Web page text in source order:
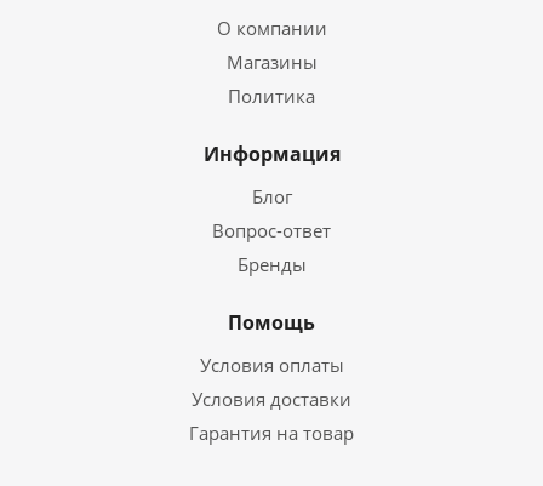
О компании
Магазины
Политика
Информация
Блог
Вопрос-ответ
Бренды
Помощь
Условия оплаты
Условия доставки
Гарантия на товар